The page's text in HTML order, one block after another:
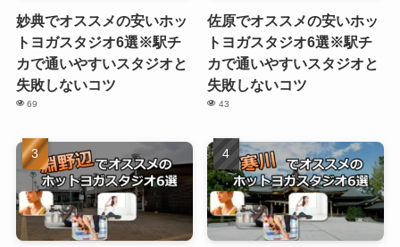
妙典でオススメの安いホッ
トヨガスタジオ6選※駅チ
カで通いやすいスタジオと
失敗しないコツ
69
佐原でオススメの安いホッ
トヨガスタジオ6選※駅チ
カで通いやすいスタジオと
失敗しないコツ
43